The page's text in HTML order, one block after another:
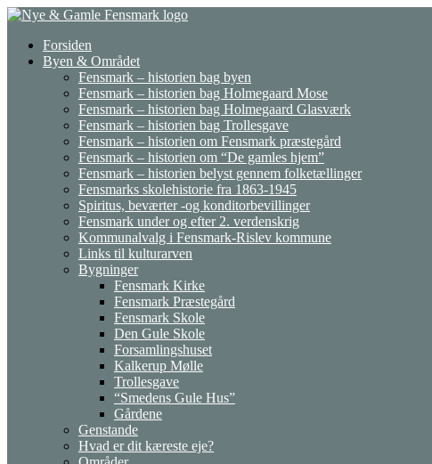
Gå
indholdForsiden
Byen & Området
Fensmark – historien bag byen
Fensmark – historien bag Holmegaard Mose
Fensmark – historien bag Holmegaard Glasværk
Fensmark – historien bag Trollesgave
Fensmark – historien om Fensmark præstegård
Fensmark – historien om “De gamles hjem”
Fensmark – historien belyst gennem folketællinger
Fensmarks skolehistorie fra 1863-1945
Spiritus, beværter -og konditorbevillinger
Fensmark under og efter 2. verdenskrig
Kommunalvalg i Fensmark-Rislev kommune
Links til kulturarven
Bygninger
Fensmark Kirke
Fensmark Præstegård
Fensmark Skole
Den Gule Skole
Forsamlingshuset
Kalkerup Mølle
Trollesgave
“Smedens Gule Hus”
Gårdene
Genstande
Hvad er dit kæreste eje?